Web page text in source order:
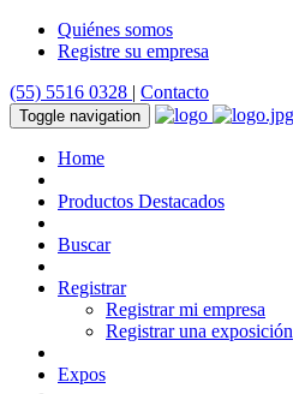
Quiénes somos
Registre su empresa
(55) 5516 0328 | Contacto
Toggle navigation
Home
Productos Destacados
Buscar
Registrar
Registrar mi empresa
Registrar una exposición
Expos